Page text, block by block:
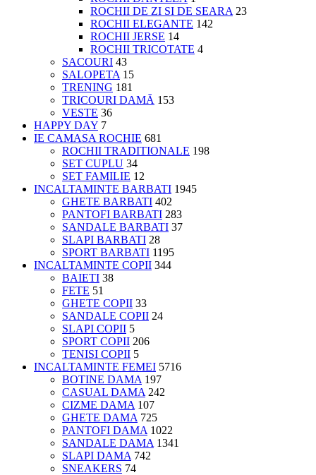
ROCHII DE ZI SI DE SEARA 23
ROCHII ELEGANTE 142
ROCHII JERSE 14
ROCHII TRICOTATE 4
SACOURI 43
SALOPETA 15
TRENING 181
TRICOURI DAMĂ 153
VESTE 36
HAPPY DAY 7
IE CAMASA ROCHIE 681
ROCHII TRADITIONALE 198
SET CUPLU 34
SET FAMILIE 12
INCALTAMINTE BARBATI 1945
GHETE BARBATI 402
PANTOFI BARBATI 283
SANDALE BARBATI 37
SLAPI BARBATI 28
SPORT BARBATI 1195
INCALTAMINTE COPII 344
BAIETI 38
FETE 51
GHETE COPII 33
SANDALE COPII 24
SLAPI COPII 5
SPORT COPII 206
TENISI COPII 5
INCALTAMINTE FEMEI 5716
BOTINE DAMA 197
CASUAL DAMA 242
CIZME DAMA 107
GHETE DAMA 725
PANTOFI DAMA 1022
SANDALE DAMA 1341
SLAPI DAMA 742
SNEAKERS 74